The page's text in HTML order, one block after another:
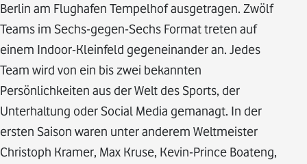
Berlin am Flughafen Tempelhof ausgetragen. Zwölf
Teams im Sechs-gegen-Sechs Format treten auf
einem Indoor-Kleinfeld gegeneinander an. Jedes
Team wird von ein bis zwei bekannten
Persönlichkeiten aus der Welt des Sports, der
Unterhaltung oder Social Media gemanagt. In der
ersten Saison waren unter anderem Weltmeister
Christoph Kramer, Max Kruse, Kevin-Prince Boateng,